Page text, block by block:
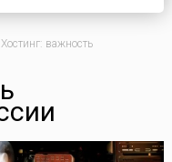
Хостинг: важность